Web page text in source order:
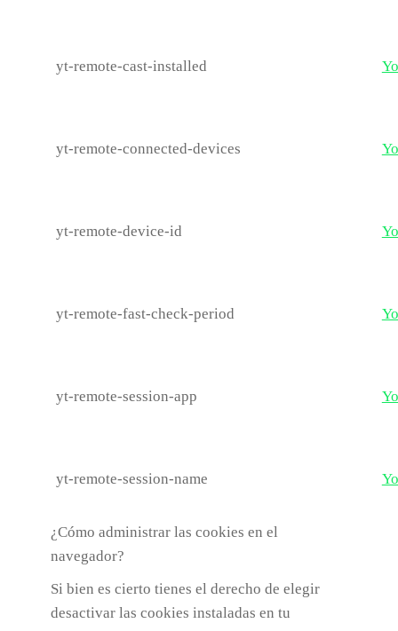
yt-remote-cast-installed
yt-remote-connected-devices
yt-remote-device-id
yt-remote-fast-check-period
yt-remote-session-app
yt-remote-session-name
¿Cómo administrar las cookies en el
navegador?
Si bien es cierto tienes el derecho de elegir
desactivar las cookies instaladas en tu